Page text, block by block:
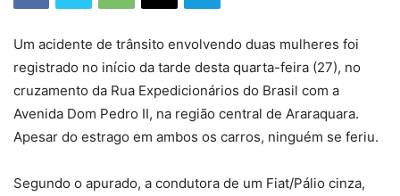
Um acidente de trânsito envolvendo duas mulheres foi
registrado no início da tarde desta quarta-feira (27), no
cruzamento da Rua Expedicionários do Brasil com a
Avenida Dom Pedro II, na região central de Araraquara.
Apesar do estrago em ambos os carros, ninguém se feriu.
Segundo o apurado, a condutora de um Fiat/Pálio cinza,